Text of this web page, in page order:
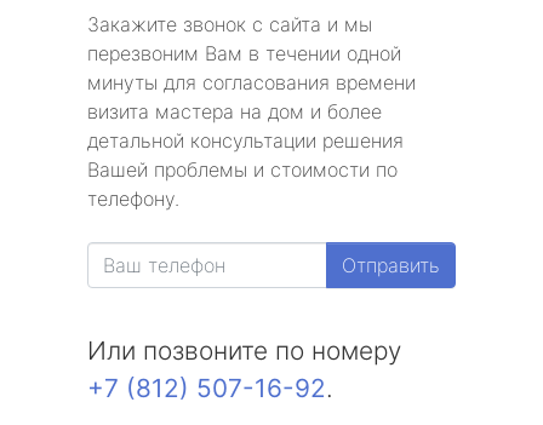
Закажите звонок с сайта и мы
перезвоним Вам в течении одной
минуты для согласования времени
визита мастера на дом и более
детальной консультации решения
Вашей проблемы и стоимости по
телефону.
Отправить
Или позвоните по номеру
+7 (812) 507-16-92.